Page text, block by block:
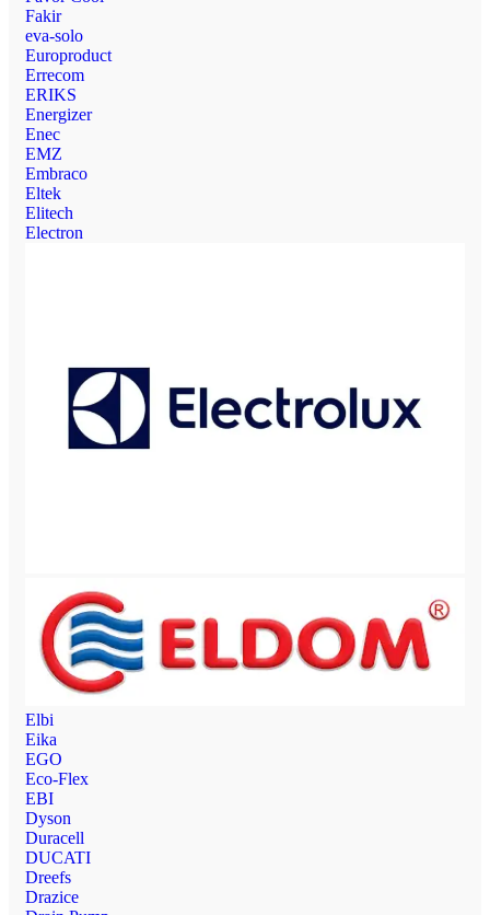
Fakir
eva-solo
Europroduct
Errecom
ERIKS
Energizer
Enec
EMZ
Embraco
Eltek
Elitech
Electron
Elbi
Eika
EGO
Eco-Flex
EBI
Dyson
Duracell
DUCATI
Dreefs
Drazice